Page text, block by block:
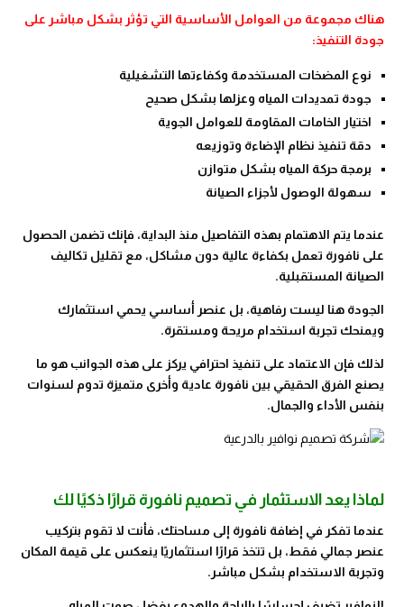
هناك مجموعة من العوامل الأساسية التي تؤثر بشكل مباشر على
جودة التنفيذ:
نوع المضخات المستخدمة وكفاءتها التشغيلية
جودة تمديدات المياه وعزلها بشكل صحيح
اختيار الخامات المقاومة للعوامل الجوية
دقة تنفيذ نظام الإضاءة وتوزيعه
برمجة حركة المياه بشكل متوازن
سهولة الوصول لأجزاء الصيانة
عندما يتم الاهتمام بهذه التفاصيل منذ البداية، فإنك تضمن الحصول
على نافورة تعمل بكفاءة عالية دون مشاكل، مع تقليل تكاليف
الصيانة المستقبلية.
الجودة هنا ليست رفاهية، بل عنصر أساسي يحمي استثمارك
ويمنحك تجربة استخدام مريحة ومستقرة.
لذلك فإن الاعتماد على تنفيذ احترافي يركز على هذه الجوانب هو ما
يصنع الفرق الحقيقي بين نافورة عادية وأخرى متميزة تدوم لسنوات
بنفس الأداء والجمال.
لماذا يعد الاستثمار في تصميم نافورة قرارًا ذكيًا لك
عندما تفكر في إضافة نافورة إلى مساحتك، فأنت لا تقوم بتركيب
عنصر جمالي فقط، بل تتخذ قرارًا استثماريًا ينعكس على قيمة المكان
وتجربة الاستخدام بشكل مباشر.